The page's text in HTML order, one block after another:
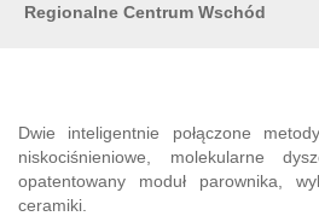
Regionalne Centrum Wschód
Dwie inteligentnie połączone
niskociśnieniowe, molekularne
opatentowany moduł parownika,
ceramiki.